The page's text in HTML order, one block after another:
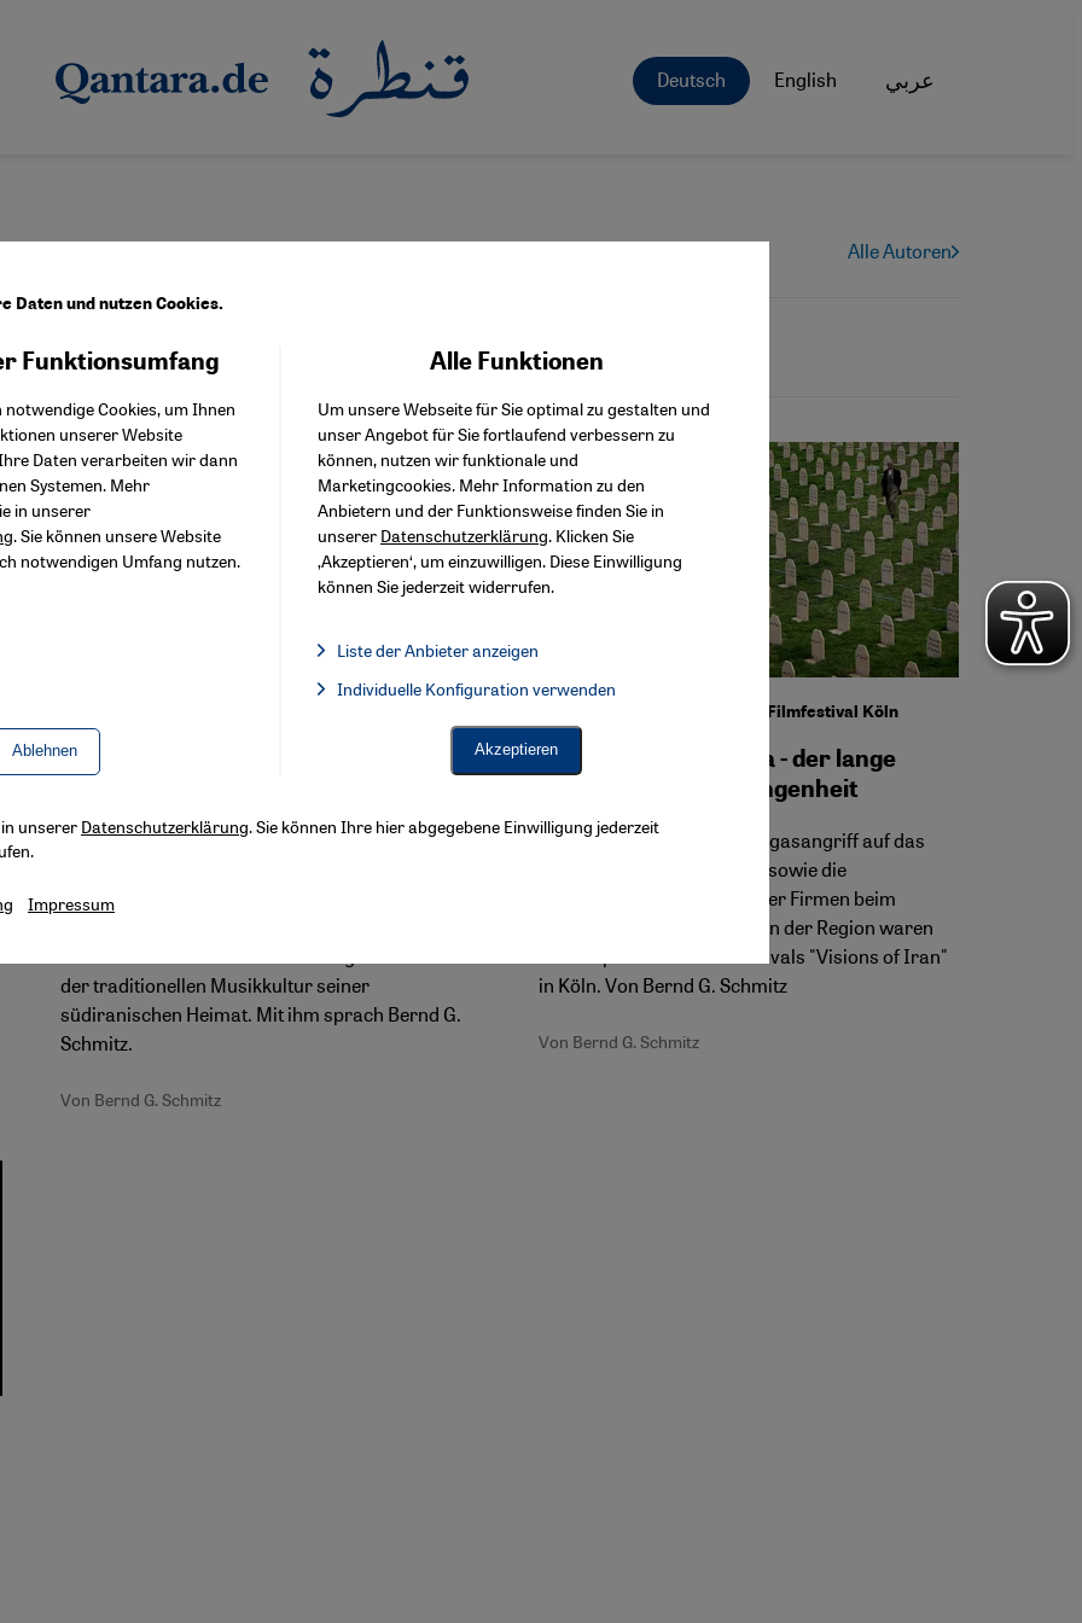
Deutsch English عربي
Alle Autoren
Südiranische Klänge in neuem
Der Perkussionist Habib Meftah ist mit
international bekannt geworden. Er arbeitet aber
der traditionellen Musikkultur seiner
südiranischen Heimat. Mit ihm sprach Bernd G.
Schmitz.
Von Bernd G. Schmitz
"Visions of Iran" - Iranisches Filmfestival Köln
30 Jahre Halabdscha - der lange
Schatten der Vergangenheit
Der Erste Golfkrieg, der Giftgasangriff auf das
irakische Dorf Halabdscha sowie die
Mitverantwortung westlicher Firmen beim
Aufbau von Chemiewaffen in der Region waren
Schwerpunkte des Filmfestivals "Visions of Iran"
in Köln. Von Bernd G. Schmitz
Von Bernd G. Schmitz
Daten und nutzen Cookies.
Funktionsumfang
Cookies, um Ihnen
unserer Website
Daten verarbeiten wir dann
Systemen. Mehr
in unserer
. Sie können unsere Website
notwendigen Umfang nutzen.
Ablehnen
Alle Funktionen
Um unsere Webseite für Sie optimal zu gestalten und
unser Angebot für Sie fortlaufend verbessern zu
können, nutzen wir funktionale und
Marketingcookies. Mehr Information zu den
Anbietern und der Funktionsweise finden Sie in
unserer Datenschutzerklärung. Klicken Sie
‚Akzeptieren‘, um einzuwilligen. Diese Einwilligung
können Sie jederzeit widerrufen.
Liste der Anbieter anzeigen
Facebook Embed / Facebook Connect, Google Maps Embed, Google Tag Manager, Instagram Embed,
Facebook Embed / Facebook Connect
Twitter Embed
Instagram Embed
Youtube Embed
Google Maps Embed
Individuelle Konfiguration verwenden
Akzeptieren
in unserer Datenschutzerklärung. Sie können Ihre hier abgegebene Einwilligung jederzeit
Impressum